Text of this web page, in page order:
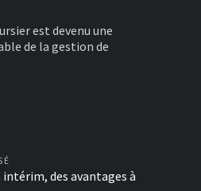
est devenu une
de la gestion de
intérim, des avantages à